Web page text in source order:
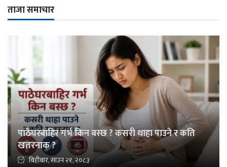
ताजा समाचार
पाठेघरबाहिर गर्भ किन बस्छ ? कसरी थाहा पाउने र कति
खतरनाक ?
बिहीबार, साउन २१, २०८३